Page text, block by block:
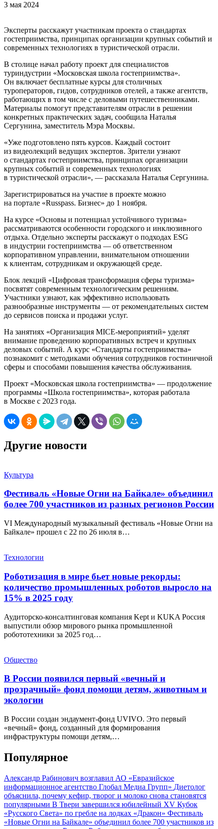
3 мая 2024
Эксперты расскажут участникам проекта о стандартах
гостеприимства, принципах организации крупных событий и
современных технологиях в туристической отрасли.
В столице начал работу проект для специалистов
туриндустрии «Московская школа гостеприимства».
Он включает бесплатные курсы для столичных
туроператоров, гидов, сотрудников отелей, а также агентств,
работающих в том числе с деловыми путешественниками.
Материалы помогут представителям отрасли в решении
конкретных практических задач, сообщила Наталья
Сергунина, заместитель Мэра Москвы.
«Уже подготовлено пять курсов. Каждый состоит
из видеолекций ведущих экспертов. Зрители узнают
о стандартах гостеприимства, принципах организации
крупных событий и современных технологиях
в туристической отрасли», — рассказала Наталья Сергунина.
Зарегистрироваться на участие в проекте можно
на портале «Russpass. Бизнес» до 1 ноября.
На курсе «Основы и потенциал устойчивого туризма»
рассматриваются особенности городского и инклюзивного
отдыха. Отдельно эксперты расскажут о подходах ESG
в индустрии гостеприимства — об ответственном
корпоративном управлении, внимательном отношении
к клиентам, сотрудникам и окружающей среде.
Блок лекций «Цифровая трансформация сферы туризма»
посвятят современным технологическим решениям.
Участники узнают, как эффективно использовать
разнообразные инструменты — от рекомендательных систем
до сервисов поиска и продажи услуг.
На занятиях «Организация MICE-мероприятий» уделят
внимание проведению корпоративных встреч и крупных
деловых событий. А курс «Стандарты гостеприимства»
познакомит с методиками обучения сотрудников гостиничной
сферы и способами повышения качества обслуживания.
Проект «Московская школа гостеприимства» — продолжение
программы «Школа гостеприимства», которая работала
в Москве с 2023 года.
Другие новости
Культура
Фестиваль «Новые Огни на Байкале» объединил
более 700 участников из разных регионов России
VI Международный музыкальный фестиваль «Новые Огни на
Байкале» прошел с 22 по 26 июля в…
Технологии
Роботизация в мире бьет новые рекорды:
количество промышленных роботов выросло на
15% в 2025 году
Аудиторско-консалтинговая компания Kept и KUKA Россия
выпустили обзор мирового рынка промышленной
робототехники за 2025 год…
Общество
В России появился первый «вечный и
прозрачный» фонд помощи детям, животным и
экологии
В России создан эндаумент-фонд UVIVO. Это первый
«вечный» фонд, созданный для формирования
инфраструктуры помощи детям,…
Популярное
Александр Рабинович возглавил АО «Евразийское
информационное агентство Глобал Медиа Групп» Диетолог
объяснила, почему кефир, творог и молоко снова становятся
популярными В Твери завершился юбилейный XV Кубок
«Русского Света» по гребле на лодках «Дракон» Фестиваль
«Новые Огни на Байкале» объединил более 700 участников из